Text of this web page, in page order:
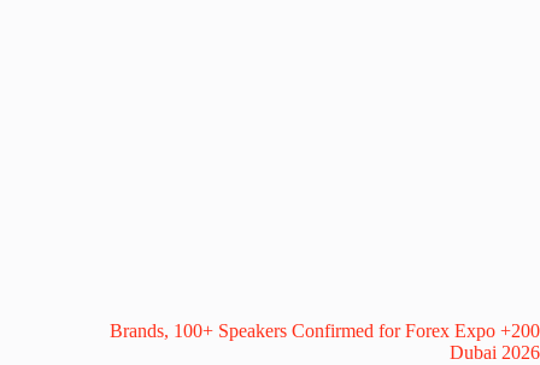
200+ Brands, 100+ Speakers Confirmed for Forex Expo
Dubai 2026